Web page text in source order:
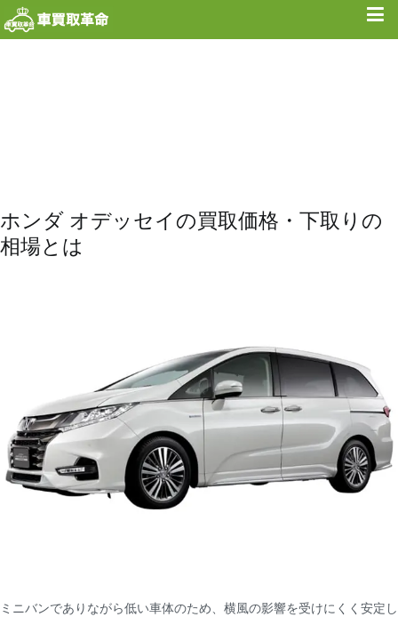
ホンダ オデッセイの買取価格・下取りの
相場とは
ミニバンでありながら低い車体のため、横風の影響を受けにくく安定し